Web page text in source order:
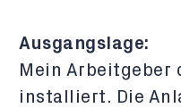
Ausgangslage:
Mein Arbeitgeber
installiert. Die